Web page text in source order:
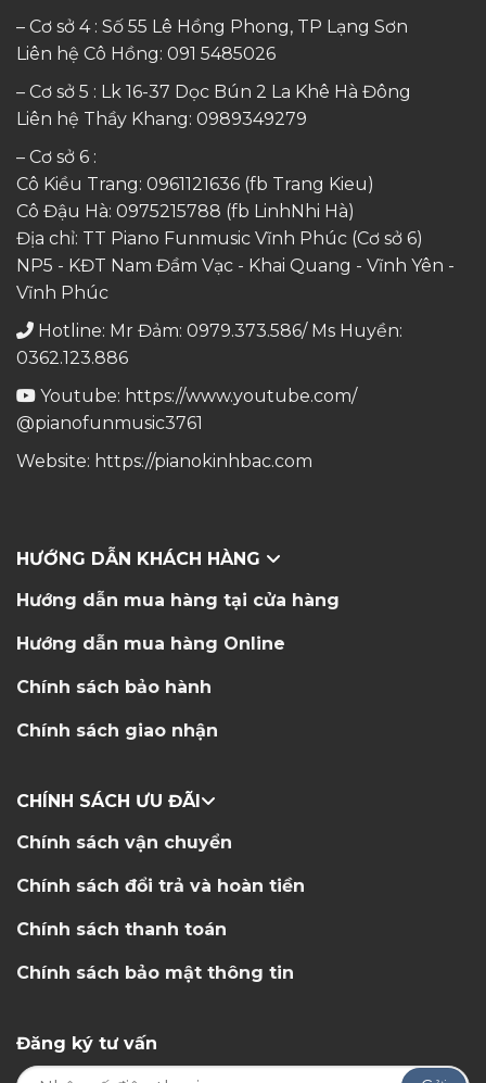
– Cơ sở 4 : Số 55 Lê Hồng Phong, TP Lạng Sơn
Liên hệ Cô Hồng: 091 5485026
– Cơ sở 5 : Lk 16-37 Dọc Bún 2 La Khê Hà Đông
Liên hệ Thầy Khang: 0989349279
– Cơ sở 6 :
Cô Kiều Trang: 0961121636 (fb Trang Kieu)
Cô Đậu Hà: 0975215788 (fb LinhNhi Hà)
Địa chỉ: TT Piano Funmusic Vĩnh Phúc (Cơ sở 6)
NP5 - KĐT Nam Đầm Vạc - Khai Quang - Vĩnh Yên -
Vĩnh Phúc
Hotline: Mr Đảm: 0979.373.586/ Ms Huyền:
0362.123.886
Youtube: https://www.youtube.com/
@pianofunmusic3761
Website: https://pianokinhbac.com
HƯỚNG DẪN KHÁCH HÀNG
Hướng dẫn mua hàng tại cửa hàng
Hướng dẫn mua hàng Online
Chính sách bảo hành
Chính sách giao nhận
CHÍNH SÁCH ƯU ĐÃI
Chính sách vận chuyển
Chính sách đổi trả và hoàn tiền
Chính sách thanh toán
Chính sách bảo mật thông tin
Đăng ký tư vấn